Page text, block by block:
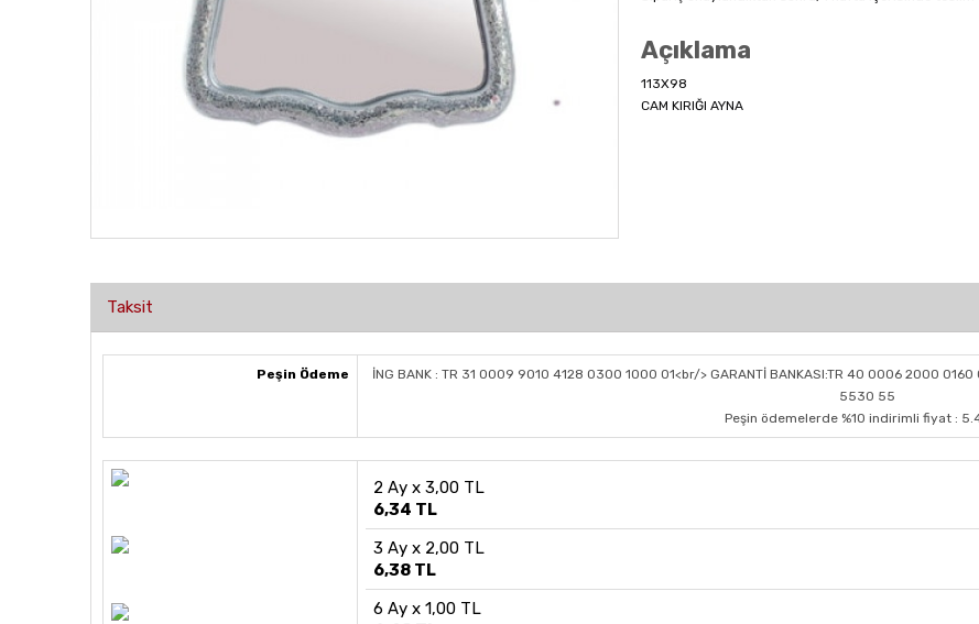
Açıklama
113X98
CAM KIRIĞI AYNA
Taksit
Peşin Ödeme
İNG BANK : TR 31 0009 9010 4128 0300 1000 01<br/> GARANTİ BANKASI:TR 40 0006 2000
5530 55
Peşin ödemelerde %10 indirimli fiyat :
2 Ay x 3,00 TL
6,34 TL
3 Ay x 2,00 TL
6,38 TL
6 Ay x 1,00 TL